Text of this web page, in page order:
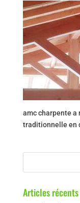
amc charpente a
traditionnelle en
Articles récents